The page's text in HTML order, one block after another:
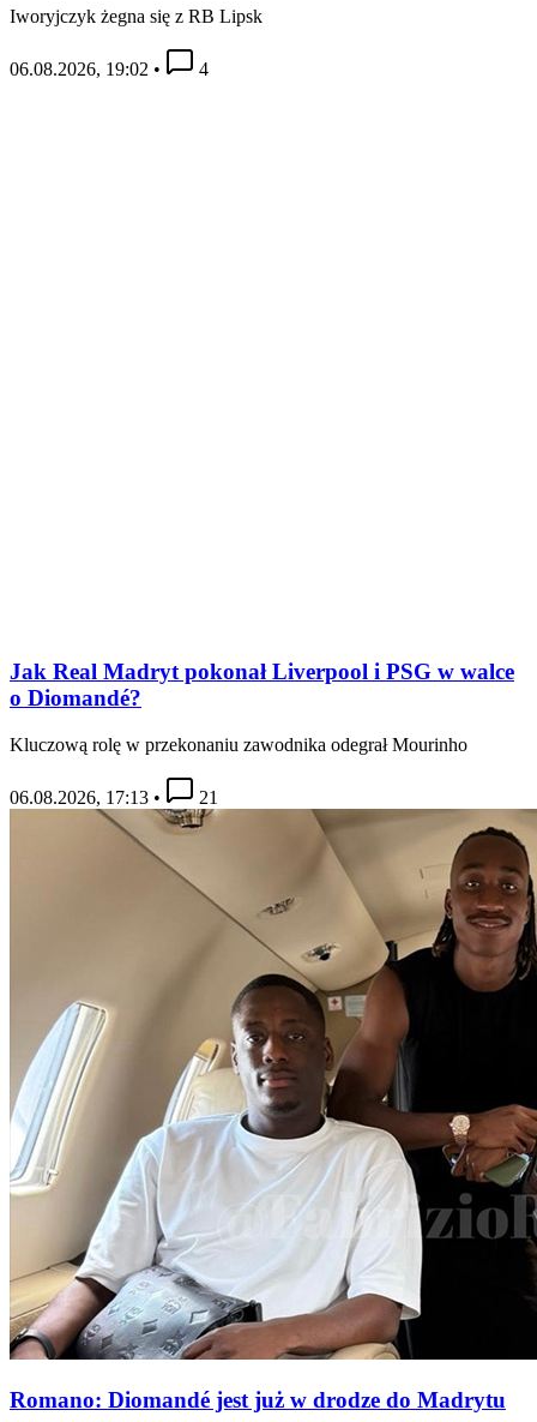
Iworyjczyk żegna się z RB Lipsk
06.08.2026, 19:02 • 4
Jak Real Madryt pokonał Liverpool i PSG w walce
o Diomandé?
Kluczową rolę w przekonaniu zawodnika odegrał Mourinho
06.08.2026, 17:13 • 21
Romano: Diomandé jest już w drodze do Madrytu